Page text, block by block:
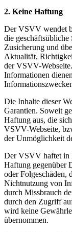
2. Keine Haftung
Der VSVV wendet
die
Zusicherung und
Aktualität,
der VSVV-
Informationen
Die Inhalte dieser
Garantien. Soweit
Haftung aus, die
VSVV-Webseite,
der Unmöglichkeit
Der VSVV haftet in
Haftung gegenüber
oder Folgeschäden,
Nichtnutzung von
durch Missbrauch
durch den Zugriff
wird keine
übernommen.